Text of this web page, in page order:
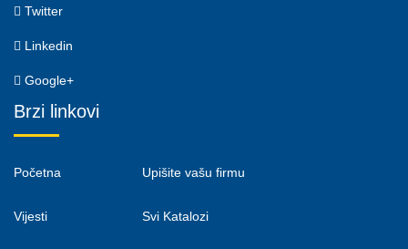
Twitter
Linkedin
Google+
Brzi linkovi
Početna
Vijesti
Upišite vašu firmu
Svi Katalozi